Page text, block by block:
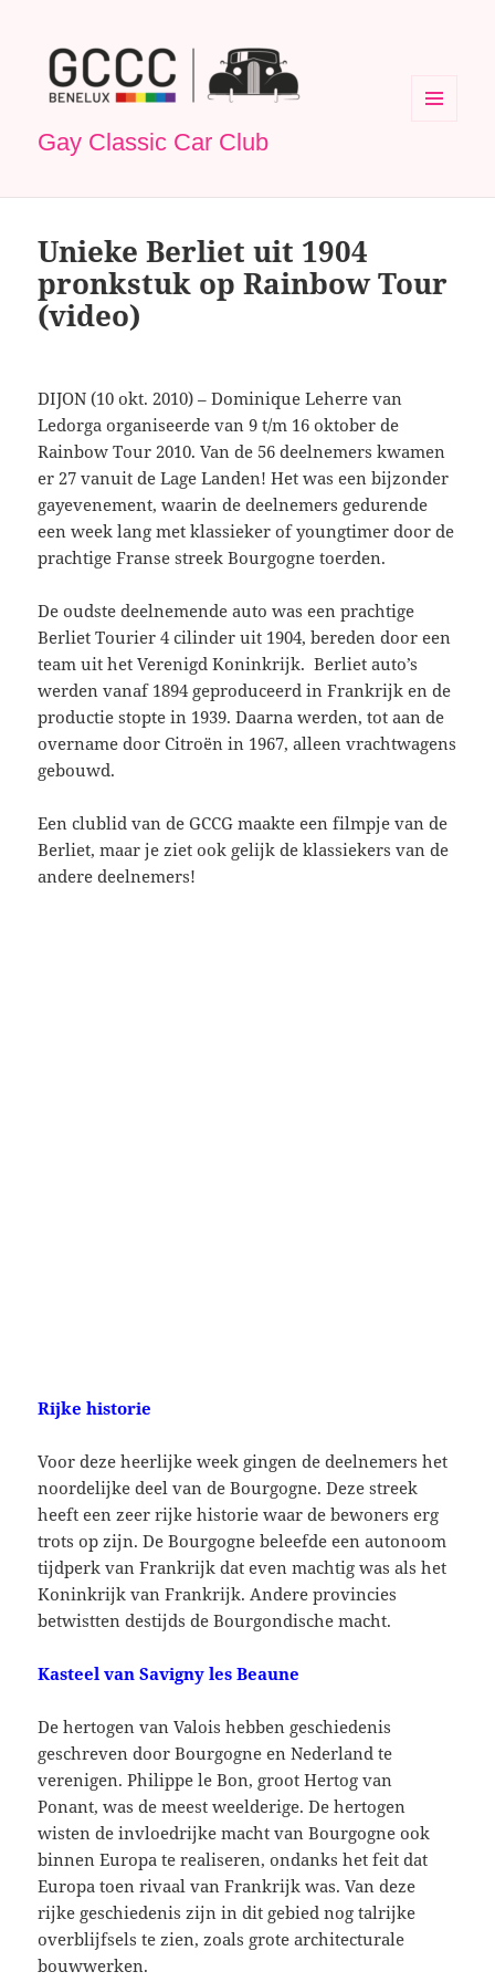
Gay Classic Car Club
Unieke Berliet uit 1904
pronkstuk op Rainbow Tour
(video)
DIJON (10 okt. 2010) – Dominique Leherre van
Ledorga organiseerde van 9 t/m 16 oktober de
Rainbow Tour 2010. Van de 56 deelnemers kwamen
er 27 vanuit de Lage Landen! Het was een bijzonder
gayevenement, waarin de deelnemers gedurende
een week lang met klassieker of youngtimer door de
prachtige Franse streek Bourgogne toerden.
De oudste deelnemende auto was een prachtige
Berliet Tourier 4 cilinder uit 1904, bereden door een
team uit het Verenigd Koninkrijk. Berliet auto’s
werden vanaf 1894 geproduceerd in Frankrijk en de
productie stopte in 1939. Daarna werden, tot aan de
overname door Citroën in 1967, alleen vrachtwagens
gebouwd.
Een clublid van de GCCG maakte een filmpje van de
Berliet, maar je ziet ook gelijk de klassiekers van de
andere deelnemers!
Rijke historie
Voor deze heerlijke week gingen de deelnemers het
noordelijke deel van de Bourgogne. Deze streek
heeft een zeer rijke historie waar de bewoners erg
trots op zijn. De Bourgogne beleefde een autonoom
tijdperk van Frankrijk dat even machtig was als het
Koninkrijk van Frankrijk. Andere provincies
betwistten destijds de Bourgondische macht.
Kasteel van Savigny les Beaune
De hertogen van Valois hebben geschiedenis
geschreven door Bourgogne en Nederland te
verenigen. Philippe le Bon, groot Hertog van
Ponant, was de meest weelderige. De hertogen
wisten de invloedrijke macht van Bourgogne ook
binnen Europa te realiseren, ondanks het feit dat
Europa toen rivaal van Frankrijk was. Van deze
rijke geschiedenis zijn in dit gebied nog talrijke
overblijfsels te zien, zoals grote architecturale
bouwwerken.